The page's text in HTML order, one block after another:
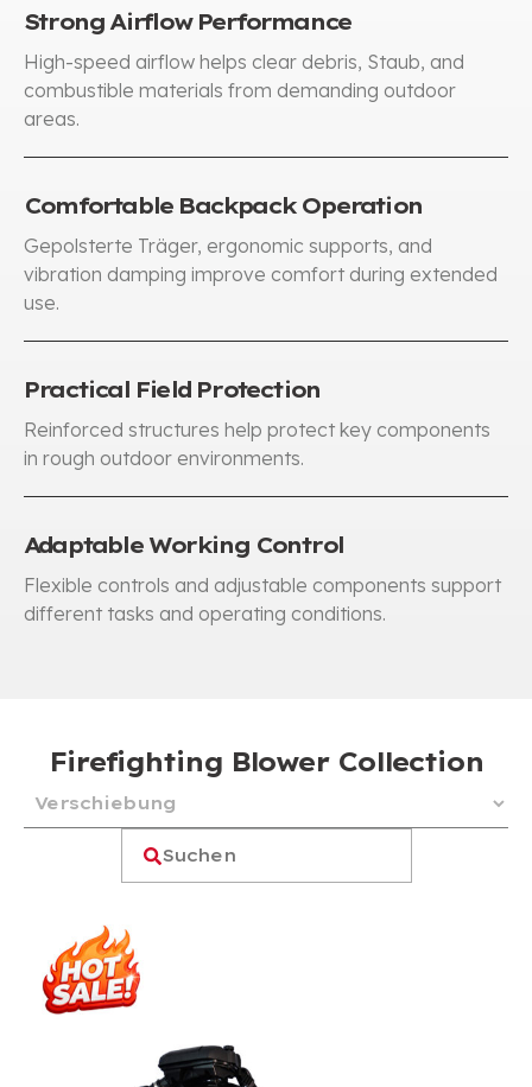
Strong Airflow Performance
High-speed airflow helps clear debris, Staub, and
combustible materials from demanding outdoor
areas.
Comfortable Backpack Operation
Gepolsterte Träger, ergonomic supports, and
vibration damping improve comfort during extended
use.
Practical Field Protection
Reinforced structures help protect key components
in rough outdoor environments.
Adaptable Working Control
Flexible controls and adjustable components support
different tasks and operating conditions.
Firefighting Blower Collection